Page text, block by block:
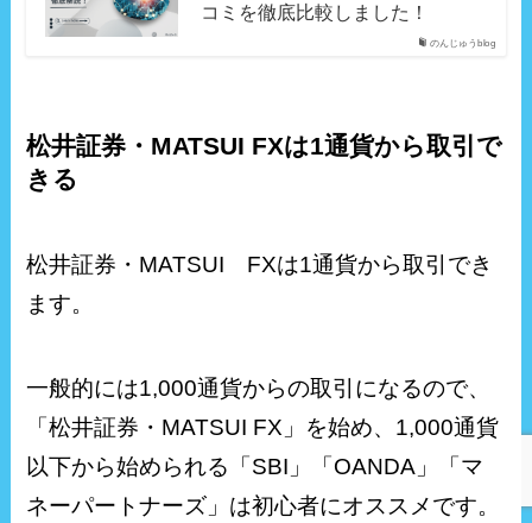
のんじゅうblog
コミを徹底比較しました！
松井証券・MATSUI FXは1通貨から取引で
きる
松井証券・MATSUI FXは1通貨から取引でき
ます。
一般的には1,000通貨からの取引になるので、
「松井証券・MATSUI FX」を始め、1,000通貨
以下から始められる「SBI」「OANDA」「マ
ネーパートナーズ」は初心者にオススメです。